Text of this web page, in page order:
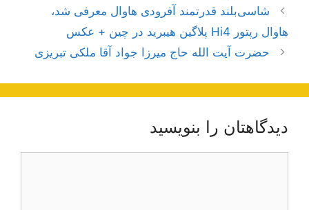
ناوبری
نوشته‌ها
شاسی‌بلند قدرتمند آفرودی هاوال معرفی شد،
هاوال رپتور Hi4 پلاگین هیبرید در چین + عکس
حضرت آیت الله حاج ميرزا جواد آقا ملكى تبريزى
دیدگاهتان را بنویسید